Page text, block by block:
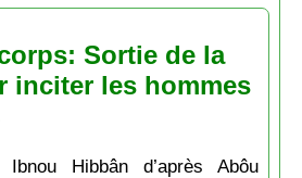
Sortie de la
inciter les hommes
Hibbân d’après Abôu